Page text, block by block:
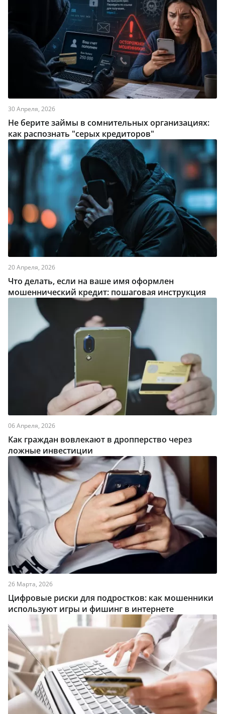
30 Апреля, 2026
Не берите займы в сомнительных организациях:
как распознать "серых кредиторов"
20 Апреля, 2026
Что делать, если на ваше имя оформлен
мошеннический кредит: пошаговая инструкция
06 Апреля, 2026
Как граждан вовлекают в дропперство через
ложные инвестиции
26 Марта, 2026
Цифровые риски для подростков: как мошенники
используют игры и фишинг в интернете